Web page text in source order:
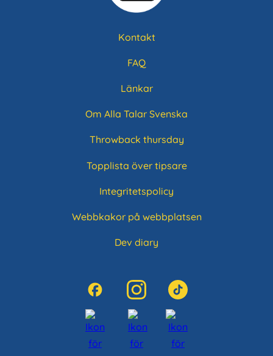
Kontakt
FAQ
Länkar
Om Alla Talar Svenska
Throwback thursday
Topplista över tipsare
Integritetspolicy
Webbkakor på webbplatsen
Dev diary